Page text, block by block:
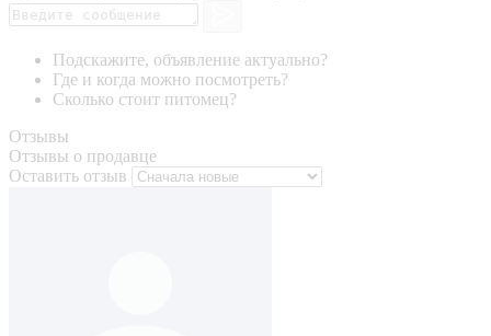
Подскажите, объявление актуально?
Где и когда можно посмотреть?
Сколько стоит питомец?
Отзывы
Отзывы о продавце
Оставить отзыв